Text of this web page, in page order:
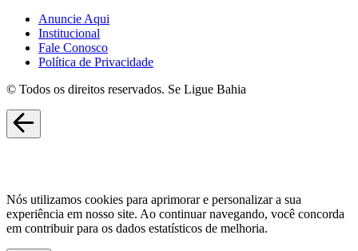
Anuncie Aqui
Institucional
Fale Conosco
Política de Privacidade
© Todos os direitos reservados. Se Ligue Bahia
Nós utilizamos cookies para aprimorar e personalizar a sua
experiência em nosso site. Ao continuar navegando, você concorda
em contribuir para os dados estatísticos de melhoria.